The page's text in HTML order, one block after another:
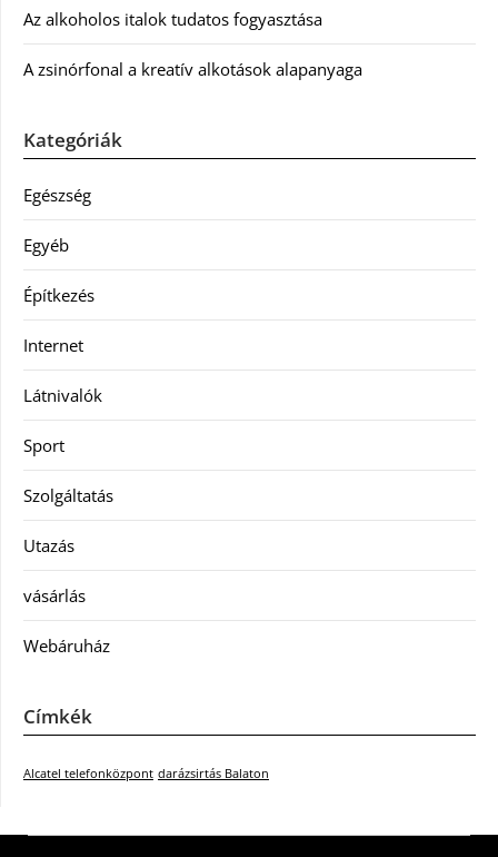
Az alkoholos italok tudatos fogyasztása
A zsinórfonal a kreatív alkotások alapanyaga
Kategóriák
Egészség
Egyéb
Építkezés
Internet
Látnivalók
Sport
Szolgáltatás
Utazás
vásárlás
Webáruház
Címkék
Alcatel telefonközpont darázsirtás Balaton